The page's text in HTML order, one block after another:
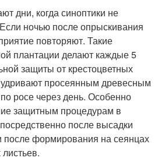
дни, когда синоптики не
ночью после опрыскивания
повторяют. Такие
плантации делают каждые 5
защиты от крестоцветных
просеянным древесным
росе через день. Особенно
защитным процедурам в
после высадки
после формирования на сеянцах